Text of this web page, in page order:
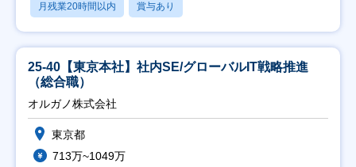
月残業20時間以内 賞与あり
25-40【東京本社】社内SE/グローバルIT戦略推進
（総合職）
オルガノ株式会社
東京都
713万~1049万